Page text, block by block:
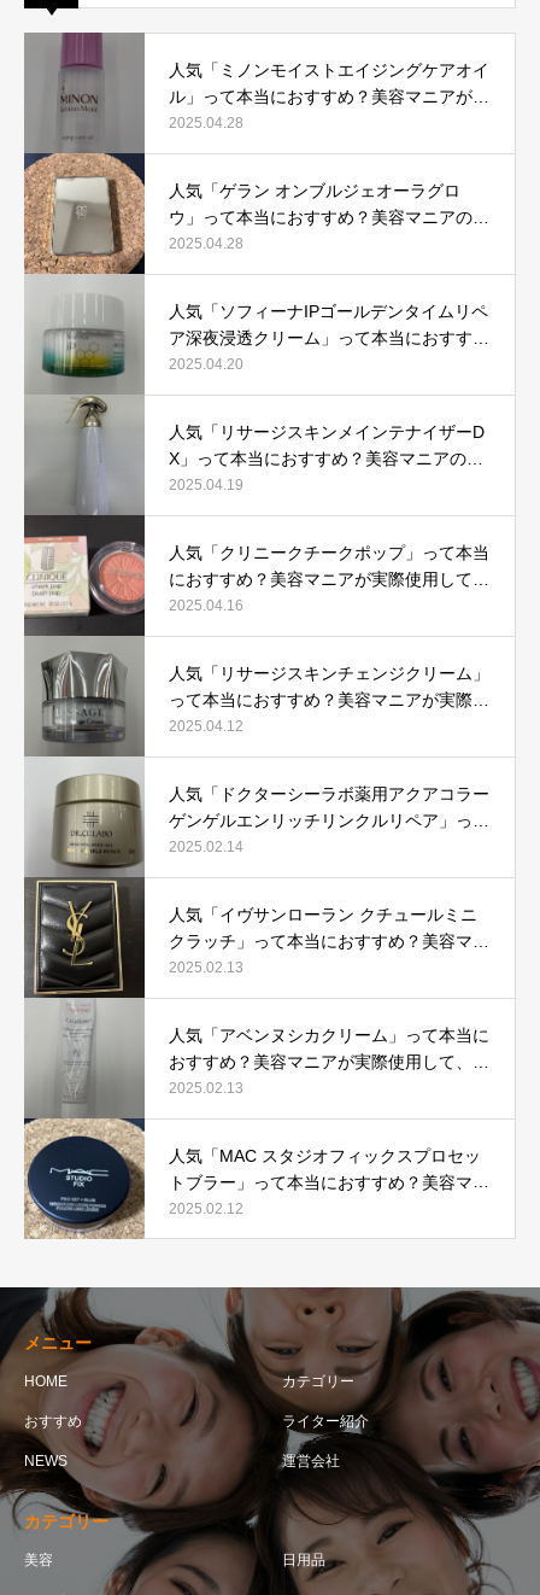
人気「ミノンモイストエイジングケアオイ
ル」って本当におすすめ？美容マニアが実
際使用して口コミを検証！
2025.04.28
人気「ゲラン オンブルジェオーラグロ
ウ」って本当におすすめ？美容マニアの私
が実際使用して、口コミを検証！
2025.04.28
人気「ソフィーナIPゴールデンタイムリペ
ア深夜浸透クリーム」って本当におすす
め？美容マニアが実際使用して口コミを検
証！
2025.04.20
人気「リサージスキンメインテナイザーD
X」って本当におすすめ？美容マニアの私
が実際使用して、口コミを検証！
2025.04.19
人気「クリニークチークポップ」って本当
におすすめ？美容マニアが実際使用して口
コミを検証！
2025.04.16
人気「リサージスキンチェンジクリーム」
って本当におすすめ？美容マニアが実際使
用して口コミを検証！
2025.04.12
人気「ドクターシーラボ薬用アクアコラー
ゲンゲルエンリッチリンクルリペア」って
本当におすすめ？美容マニアが実際使用し
て口コミを検証
2025.02.14
人気「イヴサンローラン クチュールミニ
クラッチ」って本当におすすめ？美容マニ
アが実際使用して口コミを検証！
2025.02.13
人気「アベンヌシカクリーム」って本当に
おすすめ？美容マニアが実際使用して、口
コミを検証！
2025.02.13
人気「MAC スタジオフィックスプロセッ
トブラー」って本当におすすめ？美容マニ
アが実際使用して口コミを検証！
2025.02.12
メニュー
HOME カテゴリー
おすすめ ライター紹介
NEWS 運営会社
カテゴリー
美容 日用品